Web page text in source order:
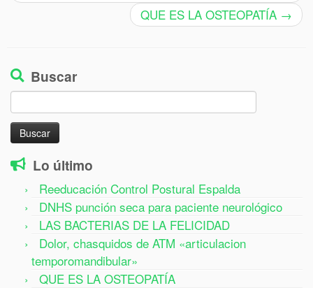
QUE ES LA OSTEOPATÍA →
Buscar
Lo último
Reeducación Control Postural Espalda
DNHS punción seca para paciente neurológico
LAS BACTERIAS DE LA FELICIDAD
Dolor, chasquidos de ATM «articulacion
temporomandibular»
QUE ES LA OSTEOPATÍA